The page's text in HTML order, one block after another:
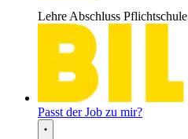
Lehre Abschluss Pflichtschule
Passt der Job zu mir?